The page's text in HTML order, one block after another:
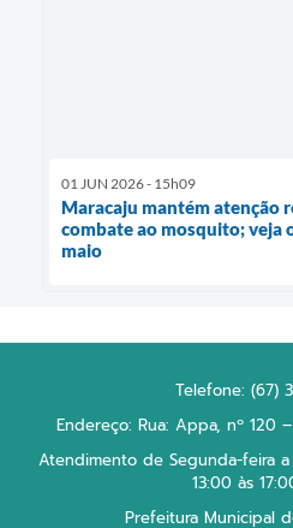
01 JUN 2026 - 15h09
Maracaju mantém atenção
combate ao mosquito; veja
maio
Telefone: (67)
Endereço: Rua: Appa, nº 120
Atendimento de Segunda-feira
13:00 às
Prefeitura Municipal